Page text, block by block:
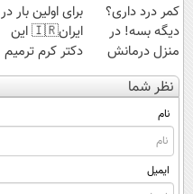
کمر درد داری؟
دیگه بسه! در
منزل درمانش
کن
(◀پرسش‌نامه)
برای اولین بار در
ایران🇮🇷 این
دکتر کرم ترمیم
کننده 23 روزه
ساخت!
نظر شما
نام
ایمیل